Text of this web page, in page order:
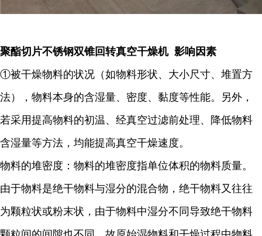
聚酯切片不锈钢双锥回转真空干燥机 影响因素
①被干燥物料的状况（如物料形状、大小尺寸、堆置方
法），物料本身的含湿量、密度、黏度等性能。另外，
若采用提高物料的初温、经真空过滤前处理、降低物料
含湿量等方法，均能提高真空干燥速度。
物料的堆密度：物料的堆密度指单位体积的物料质量。
由于物料是绝干物料与湿分的混合物，绝干物料又往往
为颗粒状或粉末状，由于物料中湿分不同导致绝干物料